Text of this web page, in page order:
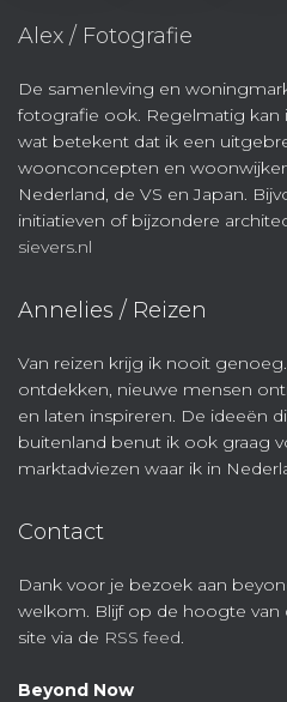
Alex / Fotografie
De samenleving en
fotografie ook. Regelmatig kan
wat betekent dat ik een
woonconcepten en
Nederland, de VS en Japan.
initiatieven of bijzondere
sievers.nl
Annelies / Reizen
Van reizen krijg ik nooit
ontdekken, nieuwe mensen
en laten inspireren. De ideeën
buitenland benut ik ook graag
marktadviezen waar ik in
Contact
Dank voor je bezoek aan
welkom. Blijf op de hoogte
site via de RSS feed.
Beyond Now